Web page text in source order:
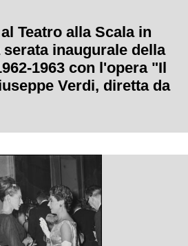
Teatro alla Scala in
inaugurale della
1963 con l'opera "Il
Verdi, diretta da